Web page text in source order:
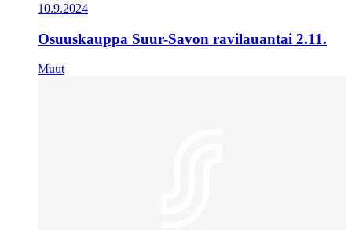
10.9.2024
Osuuskauppa Suur-Savon ravilauantai 2.11.
Muut